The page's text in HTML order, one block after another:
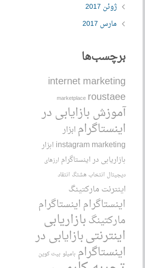
ژوئن 2017
مارس 2017
برچسب‌ها
internet marketing
marketplace roustaee
آموزش بازایابی در
اینستاگرام ابزار
instagram marketing ابزار
بازاریابی در اینستاگرام ارزهای
دیجیتال انتخاب هشتگ انتقاد
اینترنت مارکتینگ
اینستاگراماینستاگرام
مارکتینگبازاریابی
اینترنتیبازایابی در
اینستاگرام بامیلو بیت کوین